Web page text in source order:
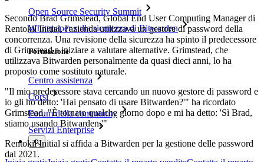
Open Source Security Summit
Whitepaper sulla sicurezza di Bitwarden
Formazione
Centro assistenza
Corsi
Forum della community
Servizi Enterprise
Secondo Brad Grimstead, Global End User Computing Manager di
Rentokil Initial, l'azienda utilizzava un gestore di password della
concorrenza. Una revisione della sicurezza ha spinto il predecessore
di Grimstead a iniziare a valutare alternative. Grimstead, che
utilizzava Bitwarden personalmente da quasi dieci anni, lo ha
proposto come sostituto naturale.
"Il mio predecessore stava cercando un nuovo gestore di password e
io gli ho detto: 'Hai pensato di usare Bitwarden?'" ha ricordato
Grimstead. "È tornato qualche giorno dopo e mi ha detto: 'Sì Brad,
stiamo usando Bitwarden.'"
Rentokil Initial si affida a Bitwarden per la gestione delle password
dal 2021.